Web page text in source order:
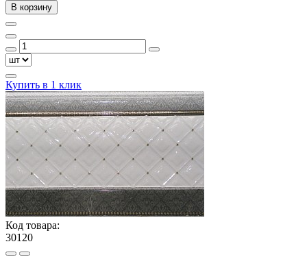
В корзину
Купить в 1 клик
Код товара:
30120